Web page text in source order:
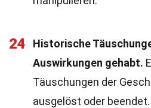
24
Historische
Auswirkungen gehabt.
Täuschungen der
ausgelöst oder beendet.